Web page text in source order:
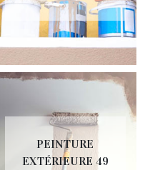
PEINTURE
EXTÉRIEURE 49